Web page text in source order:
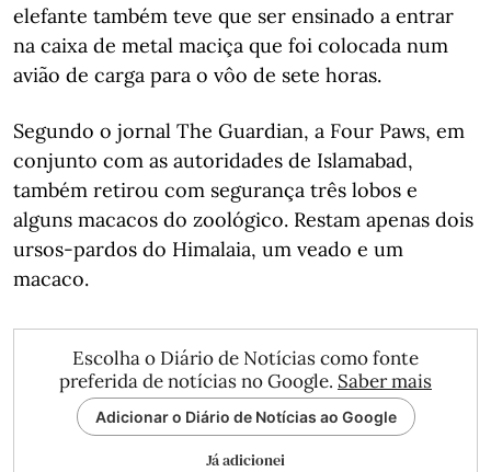
elefante também teve que ser ensinado a entrar
na caixa de metal maciça que foi colocada num
avião de carga para o vôo de sete horas.
Segundo o jornal The Guardian, a Four Paws, em
conjunto com as autoridades de Islamabad,
também retirou com segurança três lobos e
alguns macacos do zoológico. Restam apenas dois
ursos-pardos do Himalaia, um veado e um
macaco.
Escolha o Diário de Notícias como fonte
preferida de notícias no Google. Saber mais
Adicionar o Diário de Notícias ao Google
Já adicionei